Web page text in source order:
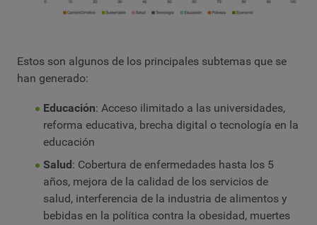
Estos son algunos de los principales subtemas que se
han generado:
Educación: Acceso ilimitado a las universidades,
reforma educativa, brecha digital o tecnología en la
educación
Salud: Cobertura de enfermedades hasta los 5
años, mejora de la calidad de los servicios de
salud, interferencia de la industria de alimentos y
bebidas en la política contra la obesidad, muertes